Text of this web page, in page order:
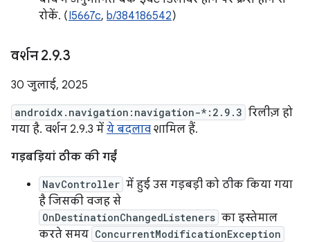
रोकें. (I5667c, b/384186542)
वर्शन 2.9.3
30 जुलाई, 2025
androidx.navigation:navigation-*:2.9.3 रिलीज़ हो
गया है. वर्शन 2.9.3 में ये बदलाव शामिल हैं.
गड़बड़ियां ठीक की गईं
NavController में हुई उस गड़बड़ी को ठीक किया गया
है जिसकी वजह से
OnDestinationChangedListeners का इस्तेमाल
करते समय ConcurrentModificationException